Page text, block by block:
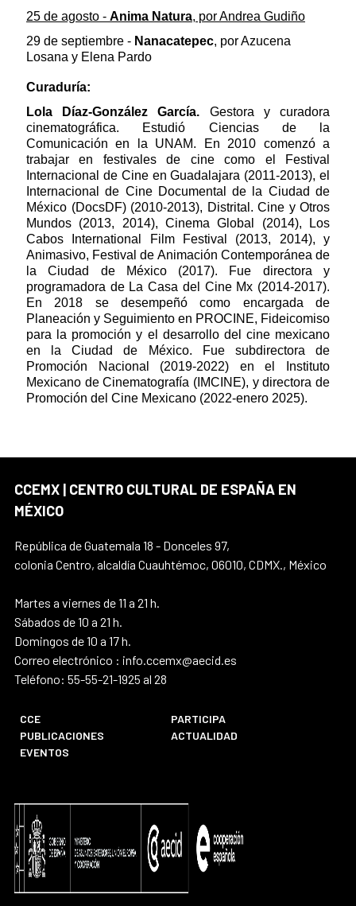
25 de agosto - Anima Natura, por Andrea Gudiño
29 de septiembre - Nanacatepec, por Azucena
Losana y Elena Pardo
Curaduría:
Lola Díaz-González García. Gestora y curadora
cinematográfica. Estudió Ciencias de la
Comunicación en la UNAM. En 2010 comenzó a
trabajar en festivales de cine como el Festival
Internacional de Cine en Guadalajara (2011-2013), el
Internacional de Cine Documental de la Ciudad de
México (DocsDF) (2010-2013), Distrital. Cine y Otros
Mundos (2013, 2014), Cinema Global (2014), Los
Cabos International Film Festival (2013, 2014), y
Animasivo, Festival de Animación Contemporánea de
la Ciudad de México (2017). Fue directora y
programadora de La Casa del Cine Mx (2014-2017).
En 2018 se desempeñó como encargada de
Planeación y Seguimiento en PROCINE, Fideicomiso
para la promoción y el desarrollo del cine mexicano
en la Ciudad de México. Fue subdirectora de
Promoción Nacional (2019-2022) en el Instituto
Mexicano de Cinematografía (IMCINE), y directora de
Promoción del Cine Mexicano (2022-enero 2025).
CCEMX | CENTRO CULTURAL DE ESPAÑA EN
MÉXICO
República de Guatemala 18 - Donceles 97,
colonia Centro, alcaldía Cuauhtémoc, 06010, CDMX., México
Martes a viernes de 11 a 21 h.
Sábados de 10 a 21 h.
Domingos de 10 a 17 h.
Correo electrónico : info.ccemx@aecid.es
Teléfono: 55-55-21-1925 al 28
CCE
PARTICIPA
PUBLICACIONES
ACTUALIDAD
EVENTOS